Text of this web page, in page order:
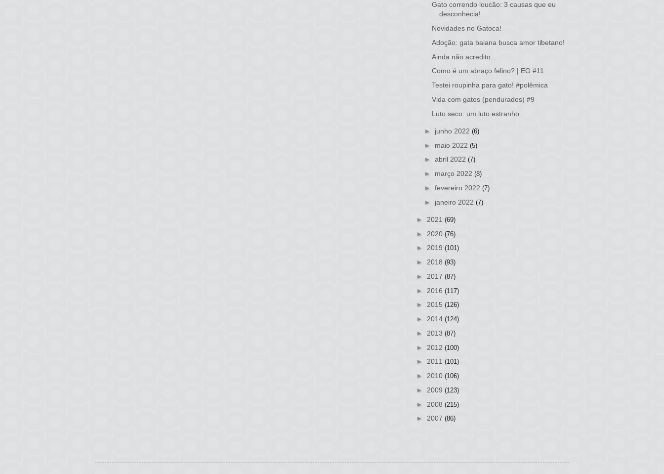
Gato correndo loucão: 3 causas que eu
desconhecia!
Novidades no Gatoca!
Adoção: gata baiana busca amor tibetano!
Ainda não acredito...
Como é um abraço felino? | EG #11
Testei roupinha para gato! #polêmica
Vida com gatos (pendurados) #9
Luto seco: um luto estranho
► junho 2022 (6)
► maio 2022 (5)
► abril 2022 (7)
► março 2022 (8)
► fevereiro 2022 (7)
► janeiro 2022 (7)
► 2021 (69)
► 2020 (76)
► 2019 (101)
► 2018 (93)
► 2017 (87)
► 2016 (117)
► 2015 (126)
► 2014 (124)
► 2013 (87)
► 2012 (100)
► 2011 (101)
► 2010 (106)
► 2009 (123)
► 2008 (215)
► 2007 (86)